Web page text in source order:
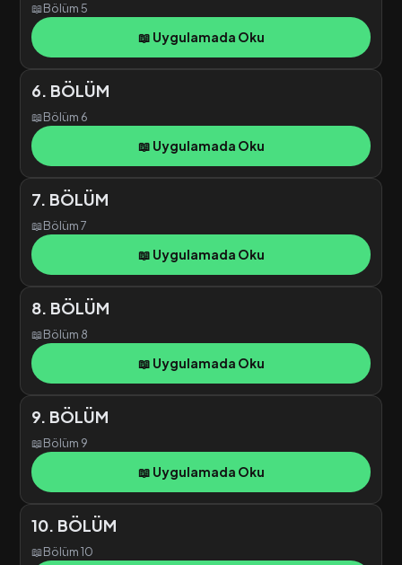
📖Bölüm 5
📖 Uygulamada Oku
6. BÖLÜM
📖Bölüm 6
📖 Uygulamada Oku
7. BÖLÜM
📖Bölüm 7
📖 Uygulamada Oku
8. BÖLÜM
📖Bölüm 8
📖 Uygulamada Oku
9. BÖLÜM
📖Bölüm 9
📖 Uygulamada Oku
10. BÖLÜM
📖Bölüm 10